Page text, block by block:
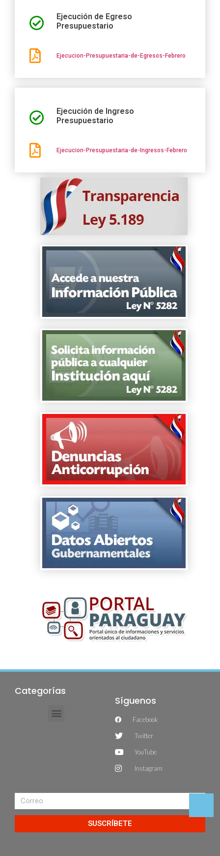
Ejecución de Egreso
Presupuestario
Ejecucion-Presupuestaria-de-Egresos-Febrero
Ejecución de Ingreso
Presupuestario
Ejecucion-Presupuestaria-de-Ingresos-Febrero
Categorías
Síguenos
Facebook
Twitter
YouTube
Instagram
SUSCRÍBETE